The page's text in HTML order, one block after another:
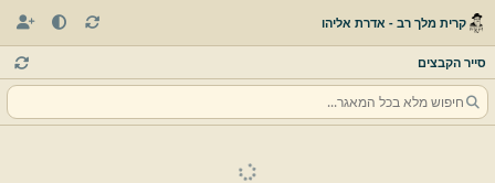
קרית מלך רב - אדרת אליהו
סייר הקבצים